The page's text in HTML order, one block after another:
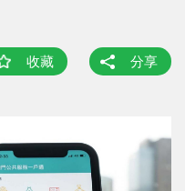
收藏 分享